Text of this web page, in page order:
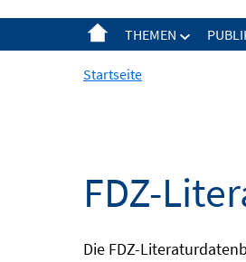
THEMEN
Startseite
FDZ-
Die FDZ-